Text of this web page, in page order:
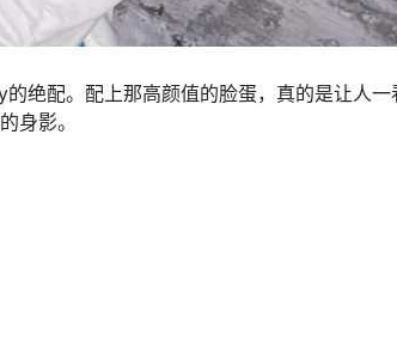
绝配。配上那高颜值的脸蛋，真的是让人一
身影。